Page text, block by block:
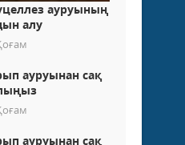
ауруының
алу
ауруынан сақ
ауруынан сақ